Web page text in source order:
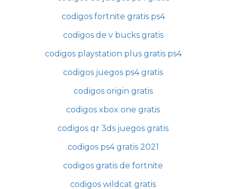
codigos fortnite gratis ps4
codigos de v bucks gratis
codigos playstation plus gratis ps4
codigos juegos ps4 gratis
codigos origin gratis
codigos xbox one gratis
codigos qr 3ds juegos gratis
codigos ps4 gratis 2021
codigos gratis de fortnite
codigos wildcat gratis